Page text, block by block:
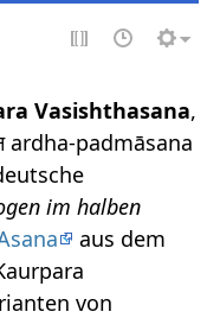
Vasishthasana,
ardha-padmāsana
im halben
aus dem
von